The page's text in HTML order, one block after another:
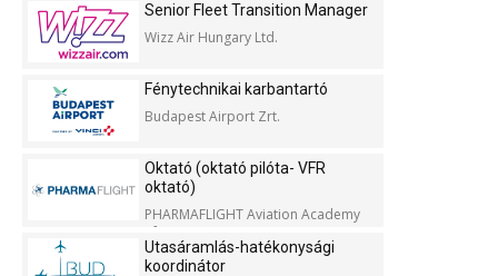
Senior Fleet Transition Manager
Wizz Air Hungary Ltd.
Fénytechnikai karbantartó
Budapest Airport Zrt.
Oktató (oktató pilóta- VFR
oktató)
PHARMAFLIGHT Aviation Academy
Kft.
Utasáramlás-hatékonysági
koordinátor